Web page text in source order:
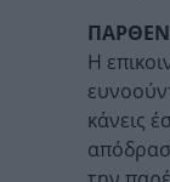
Η
κάνεις